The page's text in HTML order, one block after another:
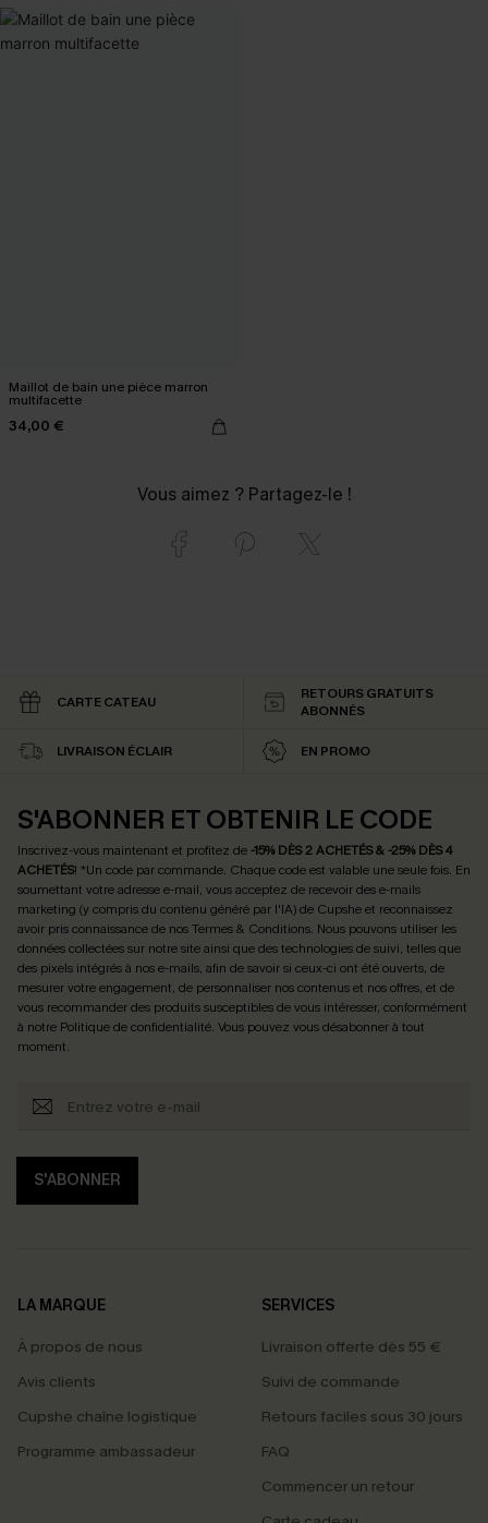
Maillot de bain une pièce marron
multifacette
34,00 €
Vous aimez ? Partagez-le !
CARTE CATEAU
RETOURS GRATUITS
ABONNÉS
LIVRAISON ÉCLAIR EN PROMO
S'ABONNER ET OBTENIR LE CODE
Inscrivez-vous maintenant et profitez de -15% DÈS 2 ACHETÉS & -25% DÈS 4
ACHETÉS! *Un code par commande. Chaque code est valable une seule fois. En
soumettant votre adresse e-mail, vous acceptez de recevoir des e-mails
marketing (y compris du contenu généré par l'IA) de Cupshe et reconnaissez
avoir pris connaissance de nosTermes & Conditions. Nous pouvons utiliser les
données collectées sur notre site ainsi que des technologies de suivi, telles que
des pixels intégrés à nos e-mails, afin de savoir si ceux-ci ont été ouverts, de
mesurer votre engagement, de personnaliser nos contenus et nos offres, et de
vous recommander des produits susceptibles de vous intéresser, conformément
à notre Politique de confidentialité. Vous pouvez vous désabonner à tout
moment.
S'ABONNER
LA MARQUE
À propos de nous
Avis clients
Cupshe chaîne logistique
Programme ambassadeur
SERVICES
Livraison offerte dès 55 €
Suivi de commande
Retours faciles sous 30 jours
FAQ
Commencer un retour